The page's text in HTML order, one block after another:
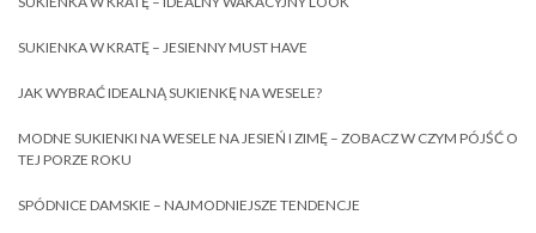
SUKIENKA W KRATĘ – JESIENNY MUST HAVE
JAK WYBRAĆ IDEALNĄ SUKIENKĘ NA WESELE?
MODNE SUKIENKI NA WESELE NA JESIEŃ I ZIMĘ – ZOBACZ W CZYM PÓJŚĆ O
TEJ PORZE ROKU
SPÓDNICE DAMSKIE – NAJMODNIEJSZE TENDENCJE